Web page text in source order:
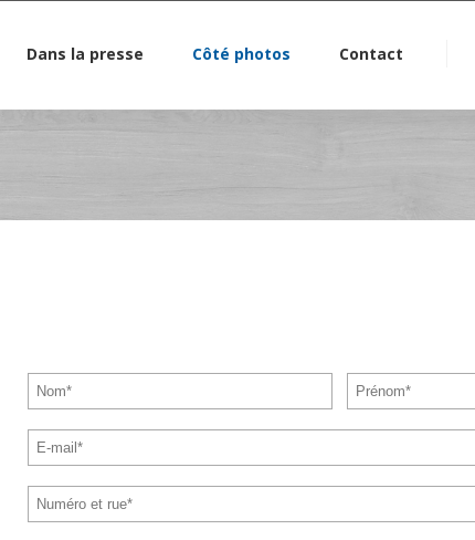
Dans la presse Côté photos Contact